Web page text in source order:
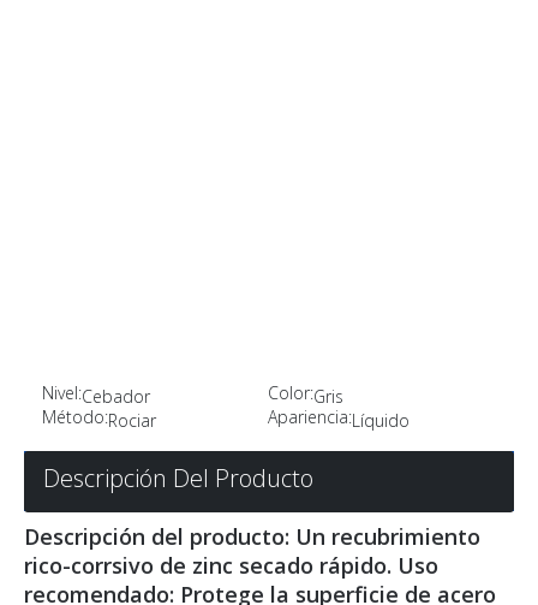
Nivel:Cebador Color:Gris
Método:Rociar Apariencia:Líquido
Descripción Del Producto
Descripción del producto: Un recubrimiento
rico-corrsivo de zinc secado rápido. Uso
recomendado: Protege la superficie de acero